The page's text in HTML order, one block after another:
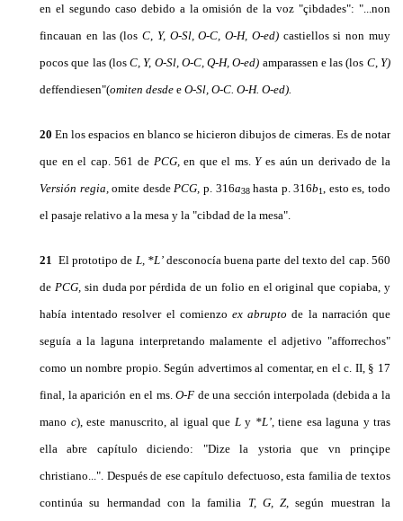
en el segundo caso debido a la omisión de la voz "çibdades": "...non
fincauan en las (losC Y, O-Sl, O-C, O-H, O-ed) castiellos si non muy
pocos que las (losC, Y, O-Sl, O-C, Q-H, O-ed) amparassen e las (los C, Y)
deffendiesen"(omiten desde e O-Sl, O-C. O-H. O-ed).
20 En los espacios en blanco se hicieron dibujos de cimeras. Es de notar
que en el cap. 561 de PCG,en que el ms. Yes aún un derivado de la
Versión regia,omite desde PCG, p. 316a38hasta p. 316b1
, esto es, todo
el pasaje relativo a la mesa y la "cibdad de la mesa".
21 El prototipo de L, *L’ desconocía buena parte del texto del cap. 560
de PCG, sin duda por pérdida de un folio en el original que copiaba, y
había intentado resolver el comienzo ex abruptode la narración que
seguía a la laguna interpretando malamente el adjetivo "afforrechos"
como un nombre propio. Según advertimos al comentar, en el c. II, § 17
final, la aparición en el ms.O-F de una sección interpolada (de­bida a la
mano c), este manuscrito, al igual que Ly *L’, tiene esa laguna y tras
ella abre capítulo diciendo: "Dize la ystoria que vn prinçipe
christiano...". Después de ese capítulo defectuoso, esta familia de textos
continúa su hermandad con la familia T, G, Z,según muestran la